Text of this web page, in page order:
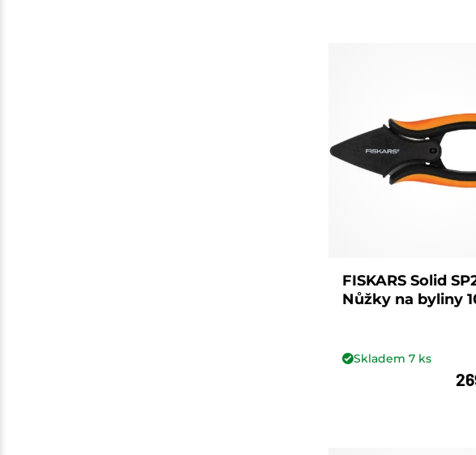
FISKARS Solid
Nůžky na byliny
Skladem7 ks